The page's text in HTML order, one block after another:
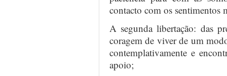
contacto com os sentimentos
A segunda libertação: das
coragem de viver de um
contemplativamente e
apoio;